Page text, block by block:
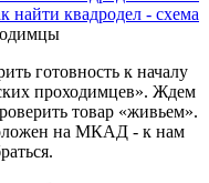
готовность к началу
проходимцев». Ждем
товар «живьем».
на МКАД - к нам